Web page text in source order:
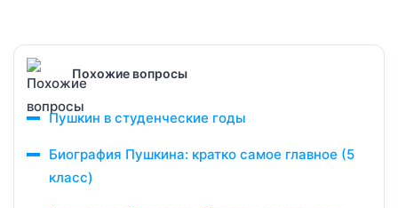
Похожие вопросы
Пушкин в студенческие годы
Биография Пушкина: кратко самое главное (5
класс)